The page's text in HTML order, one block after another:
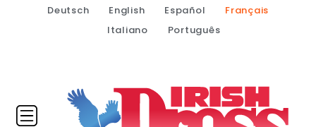
Deutsch English Español
Français
Italiano
Português